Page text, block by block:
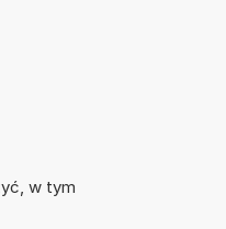
w tym